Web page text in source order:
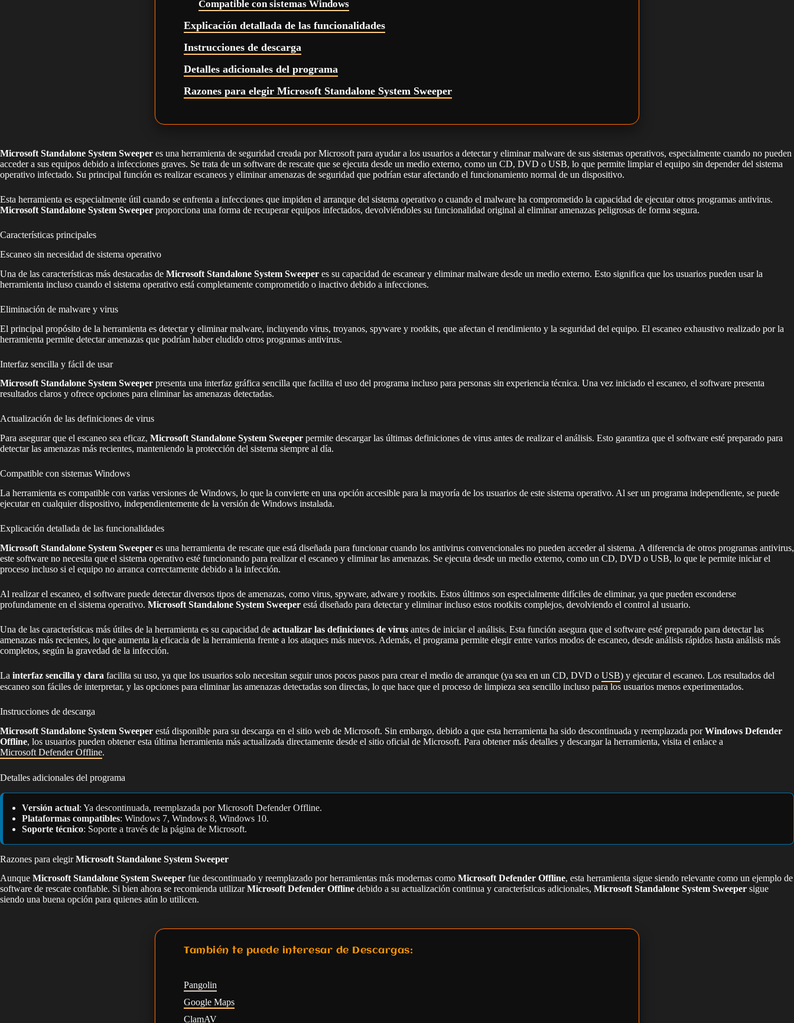
Compatible con sistemas Windows
Explicación detallada de las funcionalidades
Instrucciones de descarga
Detalles adicionales del programa
Razones para elegir Microsoft Standalone System Sweeper
Microsoft Standalone System Sweeper es una herramienta de seguridad creada por Microsoft para ayudar a los usuarios a detectar y eliminar malware de sus sistemas operativos, especialmente cuando no pueden
acceder a sus equipos debido a infecciones graves. Se trata de un software de rescate que se ejecuta desde un medio externo, como un CD, DVD o USB, lo que permite limpiar el equipo sin depender del sistema
operativo infectado. Su principal función es realizar escaneos y eliminar amenazas de seguridad que podrían estar afectando el funcionamiento normal de un dispositivo.
Esta herramienta es especialmente útil cuando se enfrenta a infecciones que impiden el arranque del sistema operativo o cuando el malware ha comprometido la capacidad de ejecutar otros programas antivirus.
Microsoft Standalone System Sweeper proporciona una forma de recuperar equipos infectados, devolviéndoles su funcionalidad original al eliminar amenazas peligrosas de forma segura.
Características principales
Escaneo sin necesidad de sistema operativo
Una de las características más destacadas de Microsoft Standalone System Sweeper es su capacidad de escanear y eliminar malware desde un medio externo. Esto significa que los usuarios pueden usar la
herramienta incluso cuando el sistema operativo está completamente comprometido o inactivo debido a infecciones.
Eliminación de malware y virus
El principal propósito de la herramienta es detectar y eliminar malware, incluyendo virus, troyanos, spyware y rootkits, que afectan el rendimiento y la seguridad del equipo. El escaneo exhaustivo realizado por la
herramienta permite detectar amenazas que podrían haber eludido otros programas antivirus.
Interfaz sencilla y fácil de usar
Microsoft Standalone System Sweeper presenta una interfaz gráfica sencilla que facilita el uso del programa incluso para personas sin experiencia técnica. Una vez iniciado el escaneo, el software presenta
resultados claros y ofrece opciones para eliminar las amenazas detectadas.
Actualización de las definiciones de virus
Para asegurar que el escaneo sea eficaz, Microsoft Standalone System Sweeper permite descargar las últimas definiciones de virus antes de realizar el análisis. Esto garantiza que el software esté preparado para
detectar las amenazas más recientes, manteniendo la protección del sistema siempre al día.
Compatible con sistemas Windows
La herramienta es compatible con varias versiones de Windows, lo que la convierte en una opción accesible para la mayoría de los usuarios de este sistema operativo. Al ser un programa independiente, se puede
ejecutar en cualquier dispositivo, independientemente de la versión de Windows instalada.
Explicación detallada de las funcionalidades
Microsoft Standalone System Sweeper es una herramienta de rescate que está diseñada para funcionar cuando los antivirus convencionales no pueden acceder al sistema. A diferencia de otros programas antivirus,
este software no necesita que el sistema operativo esté funcionando para realizar el escaneo y eliminar las amenazas. Se ejecuta desde un medio externo, como un CD, DVD o USB, lo que le permite iniciar el
proceso incluso si el equipo no arranca correctamente debido a la infección.
Al realizar el escaneo, el software puede detectar diversos tipos de amenazas, como virus, spyware, adware y rootkits. Estos últimos son especialmente difíciles de eliminar, ya que pueden esconderse
profundamente en el sistema operativo. Microsoft Standalone System Sweeper está diseñado para detectar y eliminar incluso estos rootkits complejos, devolviendo el control al usuario.
Una de las características más útiles de la herramienta es su capacidad de actualizar las definiciones de virus antes de iniciar el análisis. Esta función asegura que el software esté preparado para detectar las
amenazas más recientes, lo que aumenta la eficacia de la herramienta frente a los ataques más nuevos. Además, el programa permite elegir entre varios modos de escaneo, desde análisis rápidos hasta análisis más
completos, según la gravedad de la infección.
La interfaz sencilla y clara facilita su uso, ya que los usuarios solo necesitan seguir unos pocos pasos para crear el medio de arranque (ya sea en un CD, DVD o USB) y ejecutar el escaneo. Los resultados del
escaneo son fáciles de interpretar, y las opciones para eliminar las amenazas detectadas son directas, lo que hace que el proceso de limpieza sea sencillo incluso para los usuarios menos experimentados.
Instrucciones de descarga
Microsoft Standalone System Sweeper está disponible para su descarga en el sitio web de Microsoft. Sin embargo, debido a que esta herramienta ha sido descontinuada y reemplazada porWindows Defender
Offline, los usuarios pueden obtener esta última herramienta más actualizada directamente desde el sitio oficial de Microsoft. Para obtener más detalles y descargar la herramienta, visita el enlace a
Microsoft Defender Offline.
Detalles adicionales del programa
Versión actual: Ya descontinuada, reemplazada por Microsoft Defender Offline.
Plataformas compatibles: Windows 7, Windows 8, Windows 10.
Soporte técnico: Soporte a través de la página de Microsoft.
Razones para elegirMicrosoft Standalone System Sweeper
Aunque Microsoft Standalone System Sweeper fue descontinuado y reemplazado por herramientas más modernas como Microsoft Defender Offline, esta herramienta sigue siendo relevante como un ejemplo de
software de rescate confiable. Si bien ahora se recomienda utilizarMicrosoft Defender Offline debido a su actualización continua y características adicionales, Microsoft Standalone System Sweeper sigue
siendo una buena opción para quienes aún lo utilicen.
También te puede interesar de Descargas:
Pangolin
Google Maps
ClamAV